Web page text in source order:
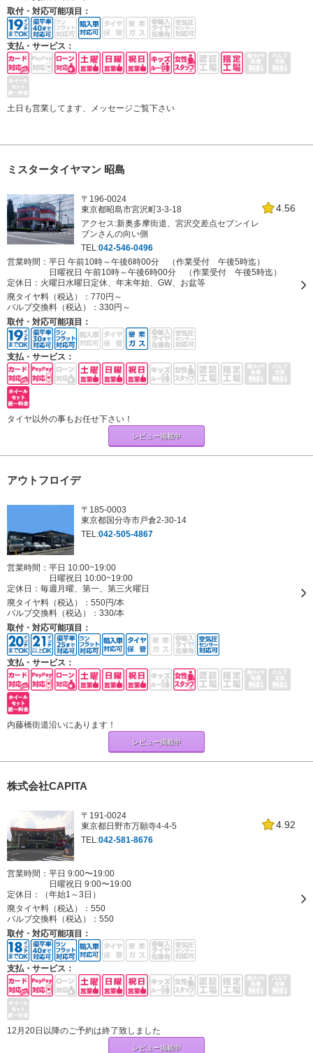
取付・対応可能項目：
支払・サービス：
土日も営業してます、メッセージご覧下さい
ミスタータイヤマン 昭島
4.56
〒196-0024
東京都昭島市宮沢町3-3-18
アクセス:新奥多摩街道、宮沢交差点セブンイレ
ブンさんの向い側
TEL:042-546-0496
営業時間：平日 午前10時～午後6時00分 （作業受付 午後5時迄）
日曜祝日 午前10時～午後6時00分 （作業受付 午後5時迄）
定休日： 火曜日水曜日定休、年末年始、GW、お盆等
廃タイヤ料（税込）： 770円～
バルブ交換料（税込）： 330円～
取付・対応可能項目：
支払・サービス：
タイヤ以外の事もお任せ下さい！
レビュー掲載中
アウトフロイデ
〒185-0003
東京都国分寺市戸倉2-30-14
TEL:042-505-4867
営業時間：平日 10:00~19:00
日曜祝日 10:00~19:00
定休日： 毎週月曜、第一、第三火曜日
廃タイヤ料（税込）： 550円/本
バルブ交換料（税込）： 330/本
取付・対応可能項目：
支払・サービス：
内藤橋街道沿いにあります！
レビュー掲載中
株式会社CAPITA
4.92
〒191-0024
東京都日野市万願寺4-4-5
TEL:042-581-8676
営業時間：平日 9:00〜19:00
日曜祝日 9:00〜19:00
定休日：
（年始1～3日）
廃タイヤ料（税込）： 550
バルブ交換料（税込）： 550
取付・対応可能項目：
支払・サービス：
12月20日以降のご予約は終了致しました
レビュー掲載中